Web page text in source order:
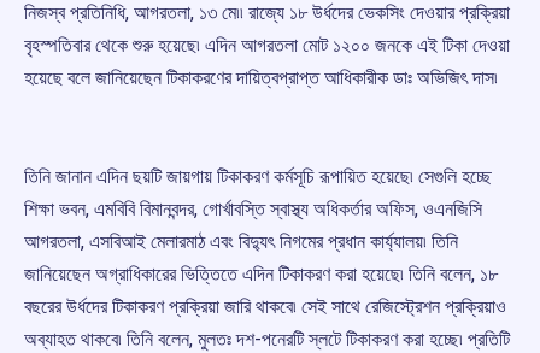
নিজস্ব প্রতিনিধি, আগরতলা, ১৩ মে৷৷ রাজ্যে ১৮ উর্ধদের ভেকসিং দেওয়ার প্রক্রিয়া
বৃহস্পতিবার থেকে শুরু হয়েছে৷ এদিন আগরতলা মোট ১২০০ জনকে এই টিকা দেওয়া
হয়েছে বলে জানিয়েছেন টিকাকরণের দায়িত্বপ্রাপ্ত আধিকারীক ডাঃ অভিজিৎ দাস৷
তিনি জানান এদিন ছয়টি জায়গায় টিকাকরণ কর্মসূচি রূপায়িত হয়েছে৷ সেগুলি হচ্ছে
শিক্ষা ভবন, এমবিবি বিমানবন্দর, গোর্খাবস্তি স্বাস্থ্য অধিকর্তার অফিস, ওএনজিসি
আগরতলা, এসবিআই মেলারমাঠ এবং বিদ্যুৎ নিগমের প্রধান কার্য্যালয়৷ তিনি
জানিয়েছেন অগ্রাধিকারের ভিত্তিতে এদিন টিকাকরণ করা হয়েছে৷ তিনি বলেন, ১৮
বছরের উর্ধদের টিকাকরণ প্রক্রিয়া জারি থাকবে৷ সেই সাথে রেজিস্ট্রেশন প্রক্রিয়াও
অব্যাহত থাকবে৷ তিনি বলেন, মুলতঃ দশ-পনেরটি স্লটে টিকাকরণ করা হচ্ছে৷ প্রতিটি